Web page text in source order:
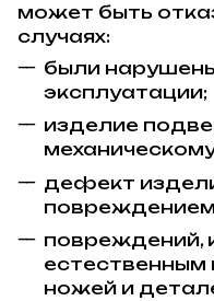
может быть
случаях:
были
эксплуатации;
изделие
дефект
повреждений,
естественным
ножей и